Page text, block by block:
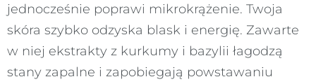
jednocześnie poprawi mikrokrążenie. Twoja
skóra szybko odzyska blask i energię. Zawarte
w niej ekstrakty z kurkumy i bazylii łagodzą
stany zapalne i zapobiegają powstawaniu